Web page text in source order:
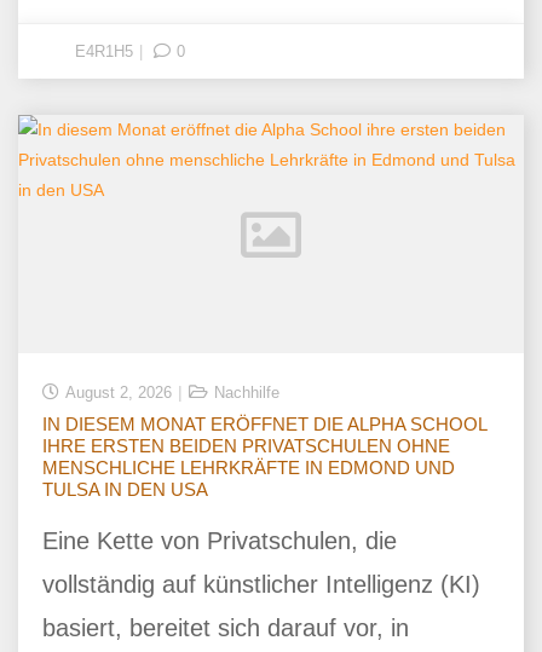
E4R1H5 0
August 2, 2026 Nachhilfe
IN DIESEM MONAT ERÖFFNET DIE ALPHA SCHOOL
IHRE ERSTEN BEIDEN PRIVATSCHULEN OHNE
MENSCHLICHE LEHRKRÄFTE IN EDMOND UND
TULSA IN DEN USA
Eine Kette von Privatschulen, die
vollständig auf künstlicher Intelligenz (KI)
basiert, bereitet sich darauf vor, in